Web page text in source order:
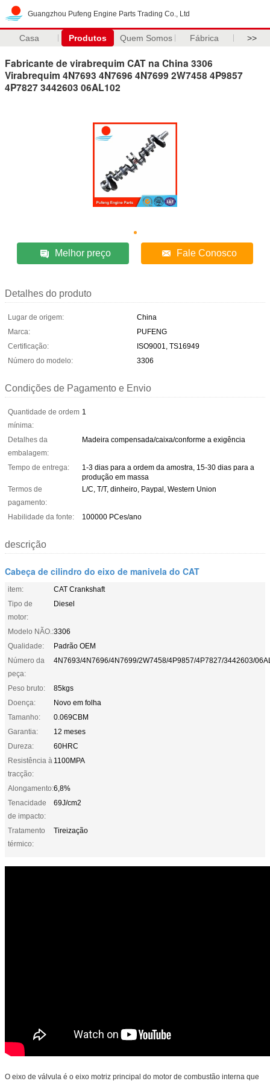
Guangzhou Pufeng Engine Parts Trading Co., Ltd
Casa Produtos Quem Somos Fábrica >>
Fabricante de virabrequim CAT na China 3306
Virabrequim 4N7693 4N7696 4N7699 2W7458 4P9857
4P7827 3442603 06AL102
Melhor preço Fale Conosco
Detalhes do produto
Lugar de origem:
China
Marca:
PUFENG
Certificação:
ISO9001, TS16949
Número do modelo:
3306
Condições de Pagamento e Envio
Quantidade de ordem
mínima:
1
Detalhes da
embalagem:
Madeira compensada/caixa/conforme a exigência
Tempo de entrega:
1-3 dias para a ordem da amostra, 15-30 dias para a
produção em massa
Termos de
pagamento:
L/C, T/T, dinheiro, Paypal, Western Union
Habilidade da fonte: 100000 PCes/ano
descrição
Cabeça de cilindro do eixo de manivela do CAT
item:
CAT Crankshaft
Tipo de
motor:
Diesel
Modelo NÃO.:3306
Qualidade:
Padrão OEM
Número da
peça:
4N7693/4N7696/4N7699/2W7458/4P9857/4P7827/3442603/
Peso bruto:
85kgs
Doença:
Novo em folha
Tamanho:
0.069CBM
Garantia:
12 meses
Dureza:
60HRC
Resistência à
tracção:
1100MPA
Alongamento:6,8%
Tenacidade
de impacto:
69J/cm2
Tratamento
térmico:
Tireização
O eixo de válvula é o eixo motriz principal do motor de combustão interna que